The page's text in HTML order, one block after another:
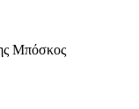
Μπόσκος